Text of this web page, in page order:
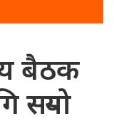
बैठक
सर्‍यो